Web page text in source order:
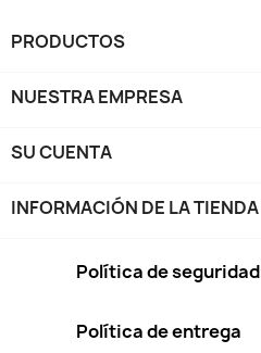
PRODUCTOS
NUESTRA EMPRESA
SU CUENTA
INFORMACIÓN DE LA TIENDA
Política de seguridad
Política de entrega